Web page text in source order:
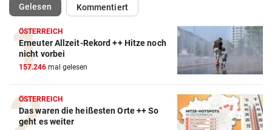
Gelesen(ausgewählt)Kommentiert
ÖSTERREICH
Erneuter Allzeit-Rekord ++ Hitze noch
nicht vorbei
157.246 mal gelesen
ÖSTERREICH
Das waren die heißesten Orte ++ So
geht es weiter